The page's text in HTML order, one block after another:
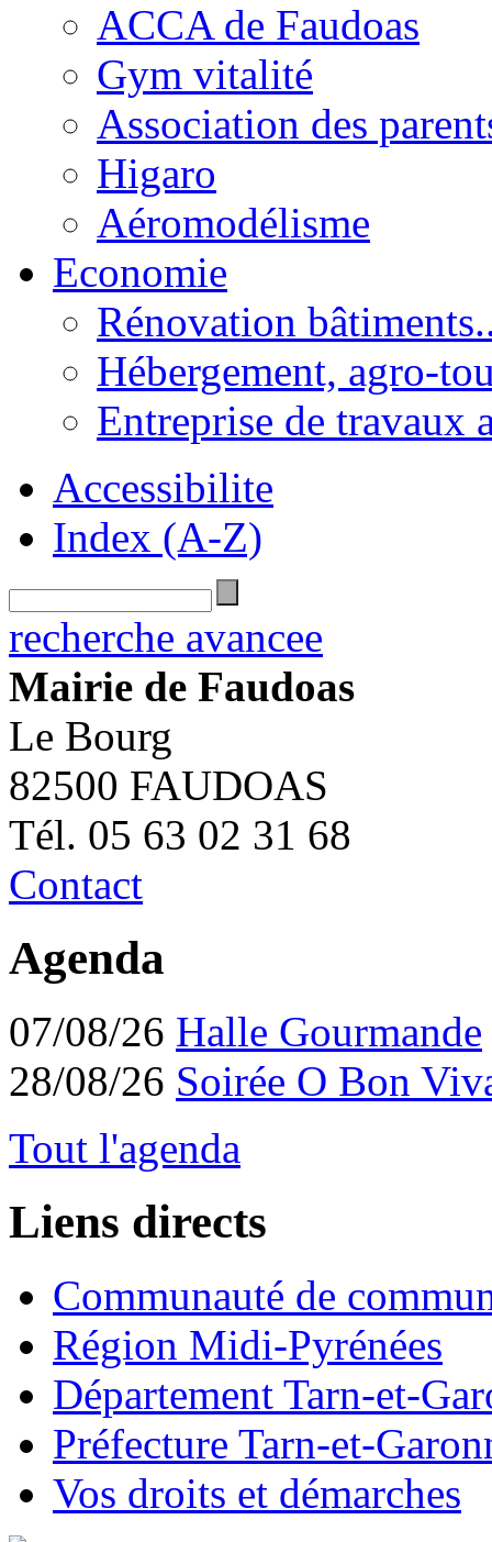
ACCA de Faudoas
Gym vitalité
Association des
Higaro
Aéromodélisme
Economie
Rénovation
Hébergement, agro-
Entreprise de travaux
Accessibilite
Index (A-Z)
recherche avancee
Mairie de Faudoas
Le Bourg
82500 FAUDOAS
Tél. 05 63 02 31 68
Contact
Agenda
07/08/26 Halle Gourmande
28/08/26 Soirée O Bon
Tout l'agenda
Liens directs
Communauté de
Région Midi-Pyrénées
Département Tarn-et-
Préfecture Tarn-et-
Vos droits et démarches